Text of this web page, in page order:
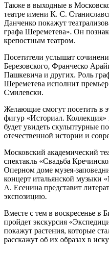
Также в выходные в
театре имени К. С.
Данченко покажут
графа Шереметева». Он
крепостным театром.
Посетители услышат
Березовского, Франческо
Пашкевича и других. Роль
Шереметева исполнит
Смилевски.
Желающие смогут посетить в
фигур «Историал. Коллекция»
будет увидеть скульптурные
отечественной истории и
Московский академический
спектакль «Свадьба
Оперном доме музея-
концерт итальянской музыки
А. Есенина представит
экспозицию.
Вместе с тем в воскресенье в
пройдет экскурсия
покажут растения, которые
расскажут об их образах в